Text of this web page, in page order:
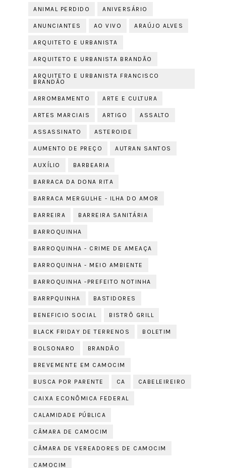
ANIMAL PERDIDO ANIVERSÁRIO
ANUNCIANTES AO VIVO ARAÚJO ALVES
ARQUITETO E URBANISTA
ARQUITETO E URBANISTA BRANDÃO
ARQUITETO E URBANISTA FRANCISCO
BRANDÃO
ARROMBAMENTO ARTE E CULTURA
ARTES MARCIAIS ARTIGO ASSALTO
ASSASSINATO ASTEROIDE
AUMENTO DE PREÇO AUTRAN SANTOS
AUXÍLIO BARBEARIA
BARRACA DA DONA RITA
BARRACA MERGULHE - ILHA DO AMOR
BARREIRA BARREIRA SANITÁRIA
BARROQUINHA
BARROQUINHA - CRIME DE AMEAÇA
BARROQUINHA - MEIO AMBIENTE
BARROQUINHA -PREFEITO NOTINHA
BARRPQUINHA BASTIDORES
BENEFICIO SOCIAL BISTRÔ GRILL
BLACK FRIDAY DE TERRENOS BOLETIM
BOLSONARO BRANDÃO
BREVEMENTE EM CAMOCIM
BUSCA POR PARENTE CA CABELEIREIRO
CAIXA ECONÔMICA FEDERAL
CALAMIDADE PÚBLICA
CÂMARA DE CAMOCIM
CÂMARA DE VEREADORES DE CAMOCIM
CAMOCIM